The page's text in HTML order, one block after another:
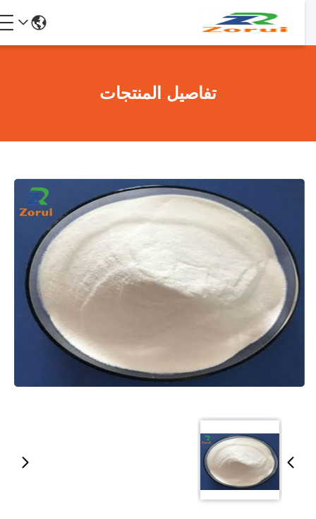
تفاصيل المنتجات